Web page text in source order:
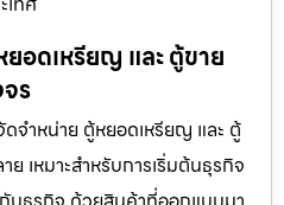
อดเหรียญ และ ตู้ขาย
ร
ดจำหน่าย ตู้หยอดเหรียญ และ ตู้
เหมาะสำหรับการเริ่มต้นธุรกิจ